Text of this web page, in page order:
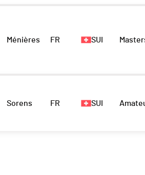
Ménières FR SUI
Sorens FR SUI